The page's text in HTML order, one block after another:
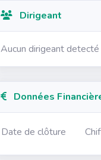
Dirigeant
Aucun dirigeant detecté
Données
Date de clôture